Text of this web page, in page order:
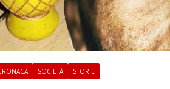
SOCIETÀ STORIE